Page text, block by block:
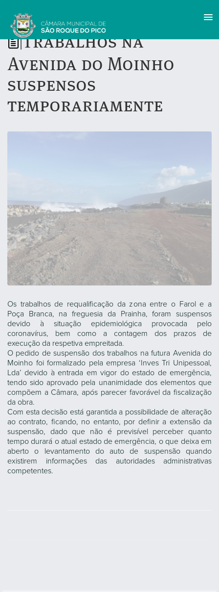
Trabalhos na
Avenida do Moinho
suspensos
temporariamente
Os trabalhos de requalificação da zona entre o Farol e a
Poça Branca, na freguesia da Prainha, foram suspensos
devido à situação epidemiológica provocada pelo
coronavírus, bem como a contagem dos prazos de
execução da respetiva empreitada.
O pedido de suspensão dos trabalhos na futura Avenida do
Moinho foi formalizado pela empresa ‘Inves Tri Unipessoal,
Lda’ devido à entrada em vigor do estado de emergência,
tendo sido aprovado pela unanimidade dos elementos que
compõem a Câmara, após parecer favorável da fiscalização
da obra.
Com esta decisão está garantida a possibilidade de alteração
ao contrato, ficando, no entanto, por definir a extensão da
suspensão, dado que não é previsível perceber quanto
tempo durará o atual estado de emergência, o que deixa em
aberto o levantamento do auto de suspensão quando
existirem informações das autoridades administrativas
competentes.